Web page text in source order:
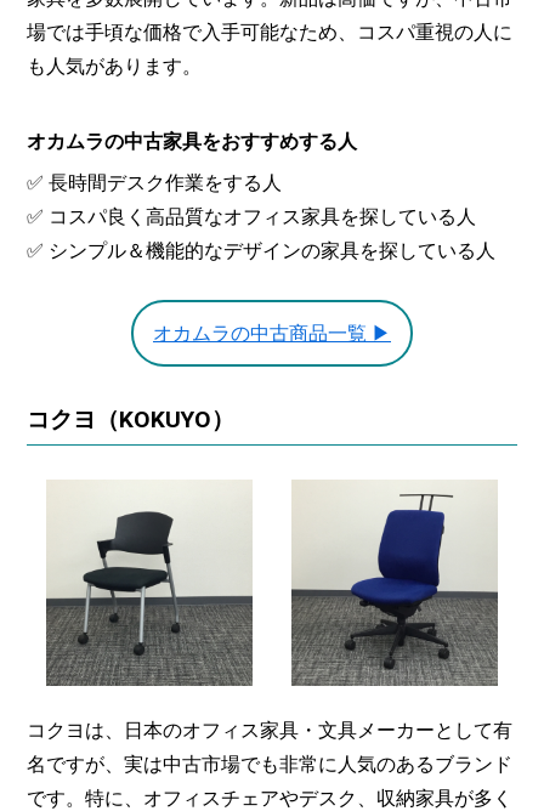
場では手頃な価格で入手可能なため、コスパ重視の人に
も人気があります。
オカムラの中古家具をおすすめする人
✅ 長時間デスク作業をする人
✅ コスパ良く高品質なオフィス家具を探している人
✅ シンプル＆機能的なデザインの家具を探している人
オカムラの中古商品一覧 ▶
コクヨ（KOKUYO）
コクヨは、日本のオフィス家具・文具メーカーとして有
名ですが、実は中古市場でも非常に人気のあるブランド
です。特に、オフィスチェアやデスク、収納家具が多く